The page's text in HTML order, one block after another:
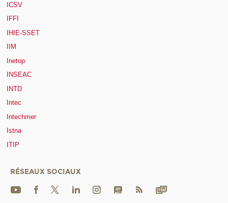
ICSV
IFFI
IHIE-SSET
IIM
Inetop
INSEAC
INTD
Intec
Intechmer
Istna
ITIP
RÉSEAUX SOCIAUX